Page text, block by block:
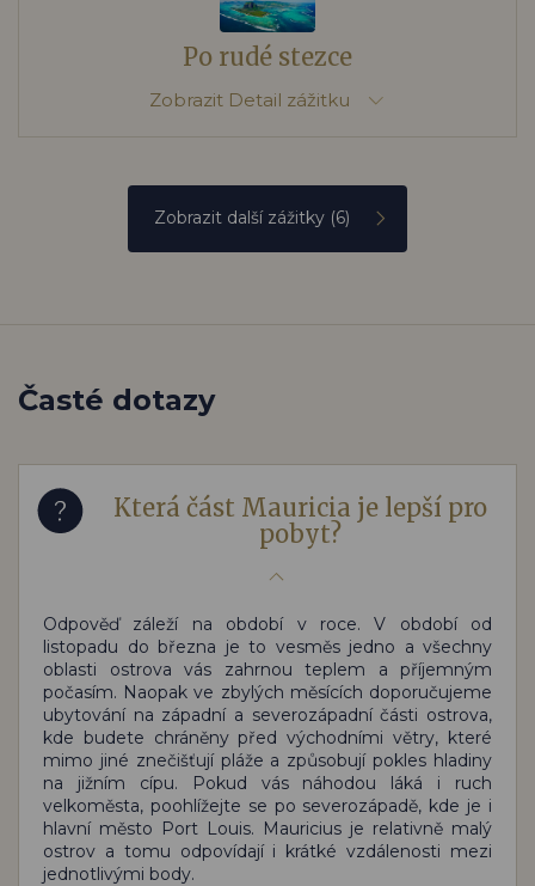
Po rudé stezce
Zobrazit Detail zážitku
Zobrazit další zážitky (6)
Časté dotazy
Která část Mauricia je lepší pro
pobyt?
Odpověď záleží na období v roce. V období od
listopadu do března je to vesměs jedno a všechny
oblasti ostrova vás zahrnou teplem a příjemným
počasím. Naopak ve zbylých měsících doporučujeme
ubytování na západní a severozápadní části ostrova,
kde budete chráněny před východními větry, které
mimo jiné znečišťují pláže a způsobují pokles hladiny
na jižním cípu. Pokud vás náhodou láká i ruch
velkoměsta, poohlížejte se po severozápadě, kde je i
hlavní město Port Louis. Mauricius je relativně malý
ostrov a tomu odpovídají i krátké vzdálenosti mezi
jednotlivými body.